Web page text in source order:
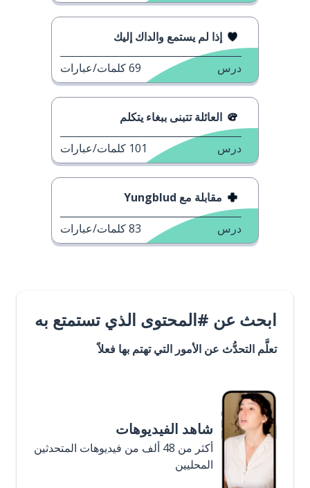
إذا لم يستمع والداك إليك
درس 69كلمات/عبارات
العائلة تتبنى ببغاء يتكلم
درس 101 كلمات/عبارات
مقابلة مع Yungblud
درس 83كلمات/عبارات
ابحث عن #المحتوى الذي تستمتع به
تعلَّم التحدُّث عن الأمور التي تهتم بها فعلاً
شاهد الفيديوهات
أكثر من 48 ألف من فيديوهات المتحدثين
المحليين